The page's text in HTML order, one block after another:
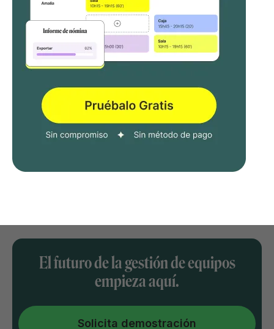
El futuro de la gestión de equipos
empieza aquí.
Solicita demostración